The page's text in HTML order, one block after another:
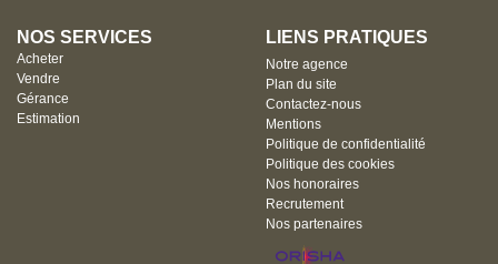
NOS SERVICES
Acheter
Vendre
Gérance
Estimation
LIENS PRATIQUES
Notre agence
Plan du site
Contactez-nous
Mentions
Politique de confidentialité
Politique des cookies
Nos honoraires
Recrutement
Nos partenaires